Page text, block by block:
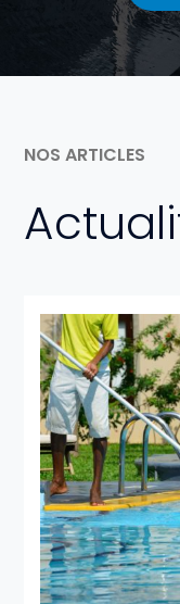
NOS ARTICLES